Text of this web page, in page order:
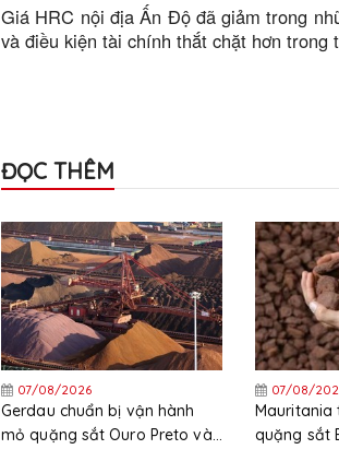
Giá HRC nội địa Ấn Độ đã giảm trong
và điều kiện tài chính thắt chặt hơn
ĐỌC THÊM
07/08/2026
Gerdau chuẩn bị vận hành
mỏ quặng sắt Ouro Preto vào
07/08/
Mauritania
quặng sắt